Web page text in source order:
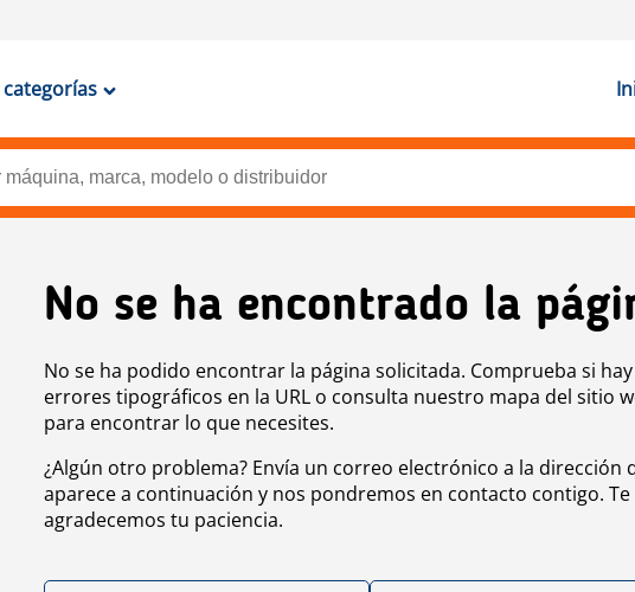
No se ha encontrado la
No se ha podido encontrar la página solicitada. Comprueba si hay
errores tipográficos en la URL o consulta nuestro mapa del sitio
para encontrar lo que necesites.
¿Algún otro problema? Envía un correo electrónico a la dirección
aparece a continuación y nos pondremos en contacto contigo. Te
agradecemos tu paciencia.